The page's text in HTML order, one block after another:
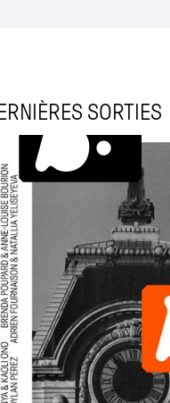
SORTIES